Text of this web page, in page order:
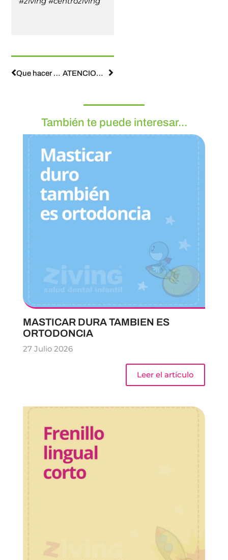
Que hacer si mi hijo rechina los dientes ATENCION A LOS HUECOS INTERDENTALES
También te puede interesar...
MASTICAR DURA TAMBIEN ES
ORTODONCIA
27 Julio 2026
Leer el artículo